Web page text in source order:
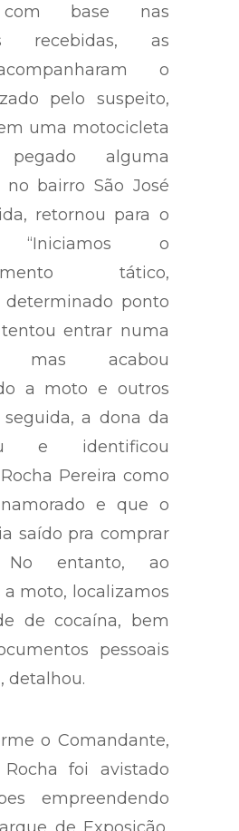
com base nas
recebidas, as
o
pelo suspeito,
uma motocicleta
alguma
no bairro São José
retornou para o
“Iniciamos o
tático,
ponto
entrar numa
mas acabou
a moto e outros
seguida, a dona da
e identificou
Pereira como
e que o
saído pra comprar
entanto, ao
moto, localizamos
de cocaína, bem
pessoais
detalhou.
o Comandante,
Rocha foi avistado
empreendendo